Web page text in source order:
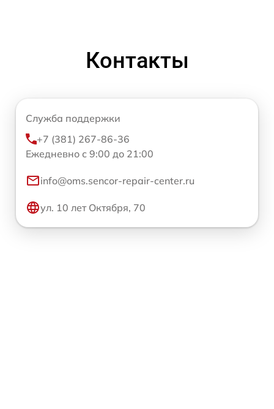
Контакты
Служба поддержки
+7 (381) 267-86-36
Ежедневно с 9:00 до 21:00
info@oms.sencor-repair-center.ru
ул. 10 лет Октября, 70